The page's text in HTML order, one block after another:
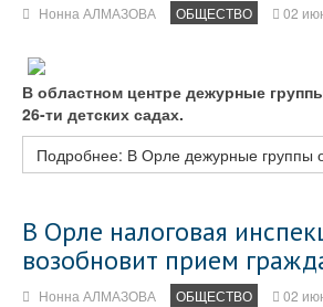
Нонна АЛМАЗОВА ОБЩЕСТВО 02
В областном центре дежурные
26-ти детских садах.
Подробнее: В Орле дежурные группы
В Орле налоговая
возобновит прием
Нонна АЛМАЗОВА ОБЩЕСТВО 02